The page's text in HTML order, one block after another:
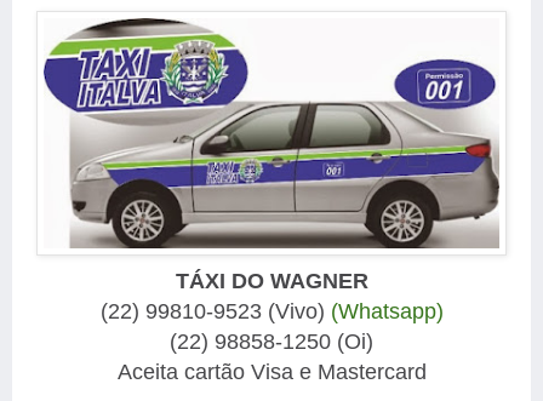
TÁXI DO WAGNER
(22) 99810-9523 (Vivo) (Whatsapp)
(22) 98858-1250 (Oi)
Aceita cartão Visa e Mastercard